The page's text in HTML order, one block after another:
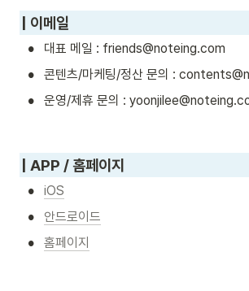
| 이메일
• 대표 메일 : friends@noteing.com
• 콘텐츠/마케팅/정산 문의 :
• 운영/제휴 문의 :
| APP / 홈페이지
• iOS
• 안드로이드
• 홈페이지